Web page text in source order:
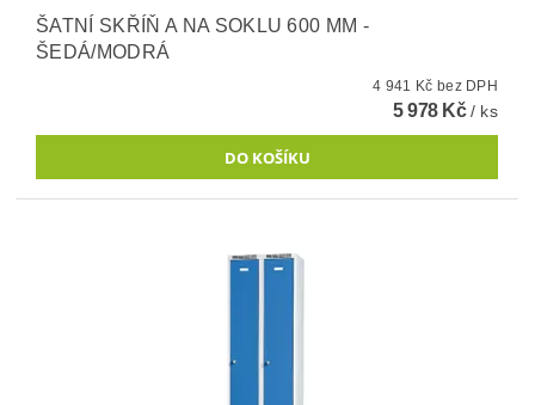
ŠATNÍ SKŘÍŇ A NA SOKLU 600 MM -
ŠEDÁ/MODRÁ
4 941 Kč bez DPH
5 978 Kč/ ks